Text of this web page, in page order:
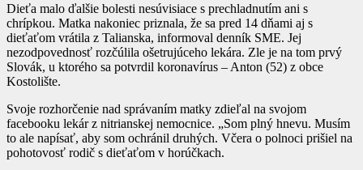
Dieťa malo ďalšie bolesti nesúvisiace s prechladnutím ani s
chrípkou. Matka nakoniec priznala, že sa pred 14 dňami aj s
dieťaťom vrátila z Talianska, informoval denník SME. Jej
nezodpovednosť rozčúlila ošetrujúceho lekára. Zle je na tom prvý
Slovák, u ktorého sa potvrdil koronavírus – Anton (52) z obce
Kostolište.
Svoje rozhorčenie nad správaním matky zdieľal na svojom
facebooku lekár z nitrianskej nemocnice. „Som plný hnevu. Musím
to ale napísať, aby som ochránil druhých. Včera o polnoci prišiel na
pohotovosť rodič s dieťaťom v horúčkach.